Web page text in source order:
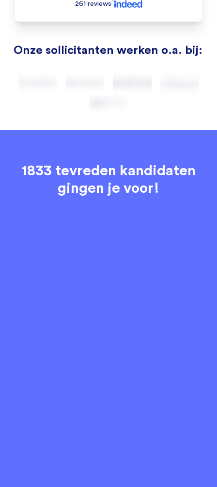
261 reviews
Onze sollicitanten werken o.a. bij:
1833 tevreden kandidaten
gingen je voor!